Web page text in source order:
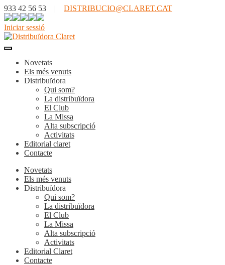
933 42 56 53 | DISTRIBUCIO@CLARET.CAT
Iniciar sessió
Novetats
Els més venuts
Distribuïdora
Qui som?
La distribuïdora
El Club
La Missa
Alta subscripció
Activitats
Editorial claret
Contacte
Novetats
Els més venuts
Distribuïdora
Qui som?
La distribuïdora
El Club
La Missa
Alta subscripció
Activitats
Editorial Claret
Contacte